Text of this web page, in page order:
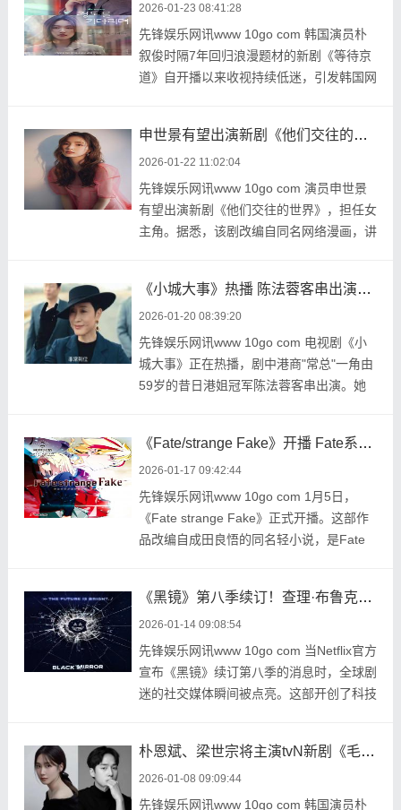
2026-01-23 08:41:28
先锋娱乐网讯www 10go com 韩国演员朴
叙俊时隔7年回归浪漫题材的新剧《等待京
道》自开播以来收视持续低迷，引发韩国网
申世景有望出演新剧《他们交往的世界》 演绎理性至上的“浪漫实验”
2026-01-22 11:02:04
先锋娱乐网讯www 10go com 演员申世景
有望出演新剧《他们交往的世界》，担任女
主角。据悉，该剧改编自同名网络漫画，讲
《小城大事》热播 陈法蓉客串出演港商"常总"气质碾压众星
2026-01-20 08:39:20
先锋娱乐网讯www 10go com 电视剧《小
城大事》正在热播，剧中港商"常总"一角由
59岁的昔日港姐冠军陈法蓉客串出演。她
《Fate/strange Fake》开播 Fate系列新作引期待
2026-01-17 09:42:44
先锋娱乐网讯www 10go com 1月5日，
《Fate strange Fake》正式开播。这部作
品改编自成田良悟的同名轻小说，是Fate
《黑镜》第八季续订！查理·布鲁克回归
2026-01-14 09:08:54
先锋娱乐网讯www 10go com 当Netflix官方
宣布《黑镜》续订第八季的消息时，全球剧
迷的社交媒体瞬间被点亮。这部开创了科技
朴恩斌、梁世宗将主演tvN新剧《毛骨悚然的恋爱》 上演能见鬼财阀女的灵异罗曼史
2026-01-08 09:09:44
先锋娱乐网讯www 10go com 韩国演员朴